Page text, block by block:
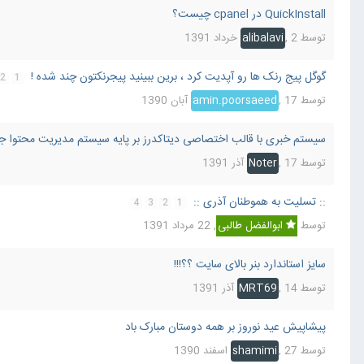
QuickInstall در cpanel چیست؟
توسط alibalavi, 2 خرداد 1391
گوگل پیج رنک ها رو آپدیت کرد ، برین ببینید پیجرنکتون چند شده ! 1
2
توسط amin.poorsaeed, 17 آبان 1390
سیستم خبری با قالب اختصاصی دیتاکدرز بر پایه سیستم مدیریت محتوا
توسط Noter, 17 آذر 1391
:: تسلیت به هموطنان آذری :: 1
2
3
4
توسط ابوالفضل طالبی,22 مرداد 1391
سایز استاندارد بنر بالای سایت ؟؟!!!
توسط MRT69, 14 آذر 1391
پیشاپیش عید نوروز بر همه دوستان مبارک باد
توسط shamimi, 27 اسفند 1390